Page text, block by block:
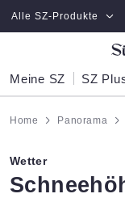
Zum Hauptinhalt
Alle SZ-Produkte
Meine SZ SZ
Home Panorama
Wetter
: